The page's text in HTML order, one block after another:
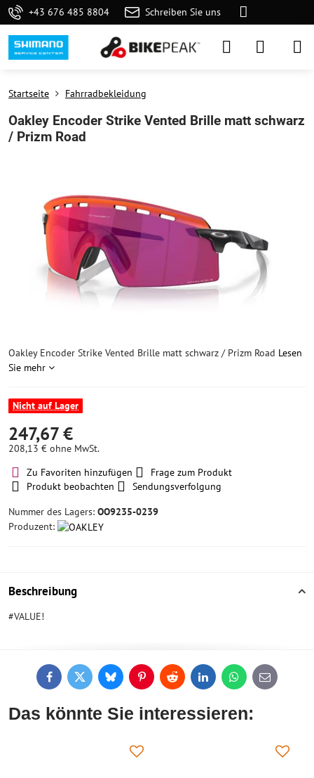
+43 676 485 8804 Schreiben Sie uns
Startseite Fahrradbekleidung
Oakley Encoder Strike Vented Brille matt schwarz
/ Prizm Road
Oakley Encoder Strike Vented Brille matt schwarz / Prizm Road Lesen
Sie mehr
Nicht auf Lager
247,67 €
208,13 € ohne MwSt.
Zu Favoriten hinzufügen
Frage zum Produkt
Produkt beobachten
Sendungsverfolgung
Nummer des Lagers: OO9235-0239
Produzent:
Beschreibung
#VALUE!
FacebookTwitterBlueskyPinterestReddit LinkedInWhatsApp
E-
mail
Das könnte Sie interessieren: